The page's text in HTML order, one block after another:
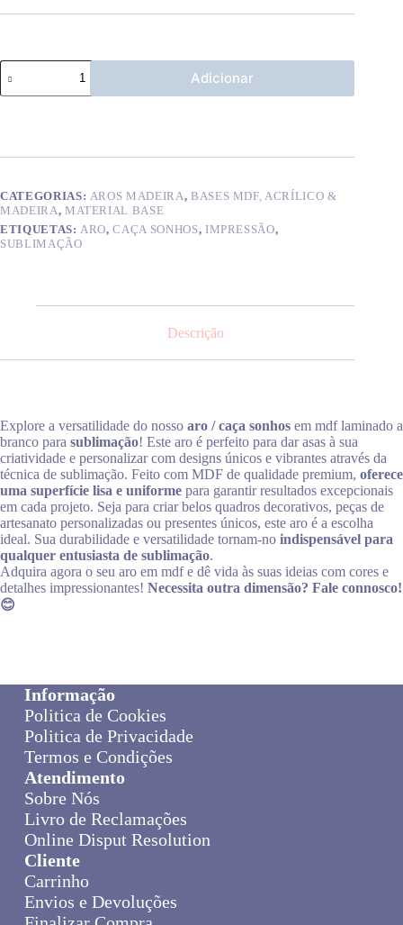
Quantidade
de
Aro
Adicionar
CATEGORIAS: AROS MADEIRA, BASES MDF, ACRÍLICO &
MADEIRA, MATERIAL BASE
ETIQUETAS: ARO,CAÇA SONHOS, IMPRESSÃO,
SUBLIMAÇÃO
Descrição
Explore a versatilidade do nosso aro / caça sonhos em mdf laminado a
branco para sublimação! Este aro é perfeito para dar asas à sua
criatividade e personalizar com designs únicos e vibrantes através da
técnica de sublimação. Feito com MDF de qualidade premium, oferece
uma superfície lisa e uniforme para garantir resultados excepcionais
em cada projeto. Seja para criar belos quadros decorativos, peças de
artesanato personalizadas ou presentes únicos, este aro é a escolha
ideal. Sua durabilidade e versatilidade tornam-no indispensável para
qualquer entusiasta de sublimação.
Adquira agora o seu aro em mdf e dê vida às suas ideias com cores e
detalhes impressionantes! Necessita outra dimensão? Fale connosco!
😊
Informação
Politica de Cookies
Politica de Privacidade
Termos e Condições
Atendimento
Sobre Nós
Livro de Reclamações
Online Disput Resolution
Cliente
Carrinho
Envios e Devoluções